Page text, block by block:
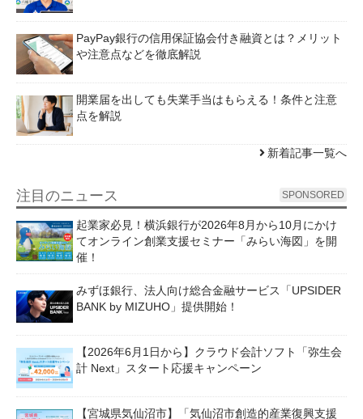
PayPay銀行の信用保証協会付き融資とは？メリット
や注意点などを徹底解説
開業届を出しても失業手当はもらえる！条件と注意
点を解説
新着記事一覧へ
注目のニュース SPONSORED
起業家必見！横浜銀行が2026年8月から10月にかけ
てオンライン創業支援セミナー「みらい海図」を開
催！
みずほ銀行、法人向け総合金融サービス「UPSIDER
BANK by MIZUHO」提供開始！
【2026年6月1日から】クラウド会計ソフト「弥生会
計 Next」スタート応援キャンペーン
【宮城県気仙沼市】「気仙沼市創造的産業復興支援